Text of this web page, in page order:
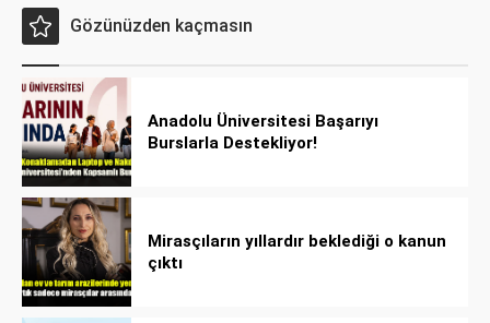
Gözünüzden kaçmasın
Anadolu Üniversitesi Başarıyı
Burslarla Destekliyor!
Mirasçıların yıllardır beklediği o kanun
çıktı